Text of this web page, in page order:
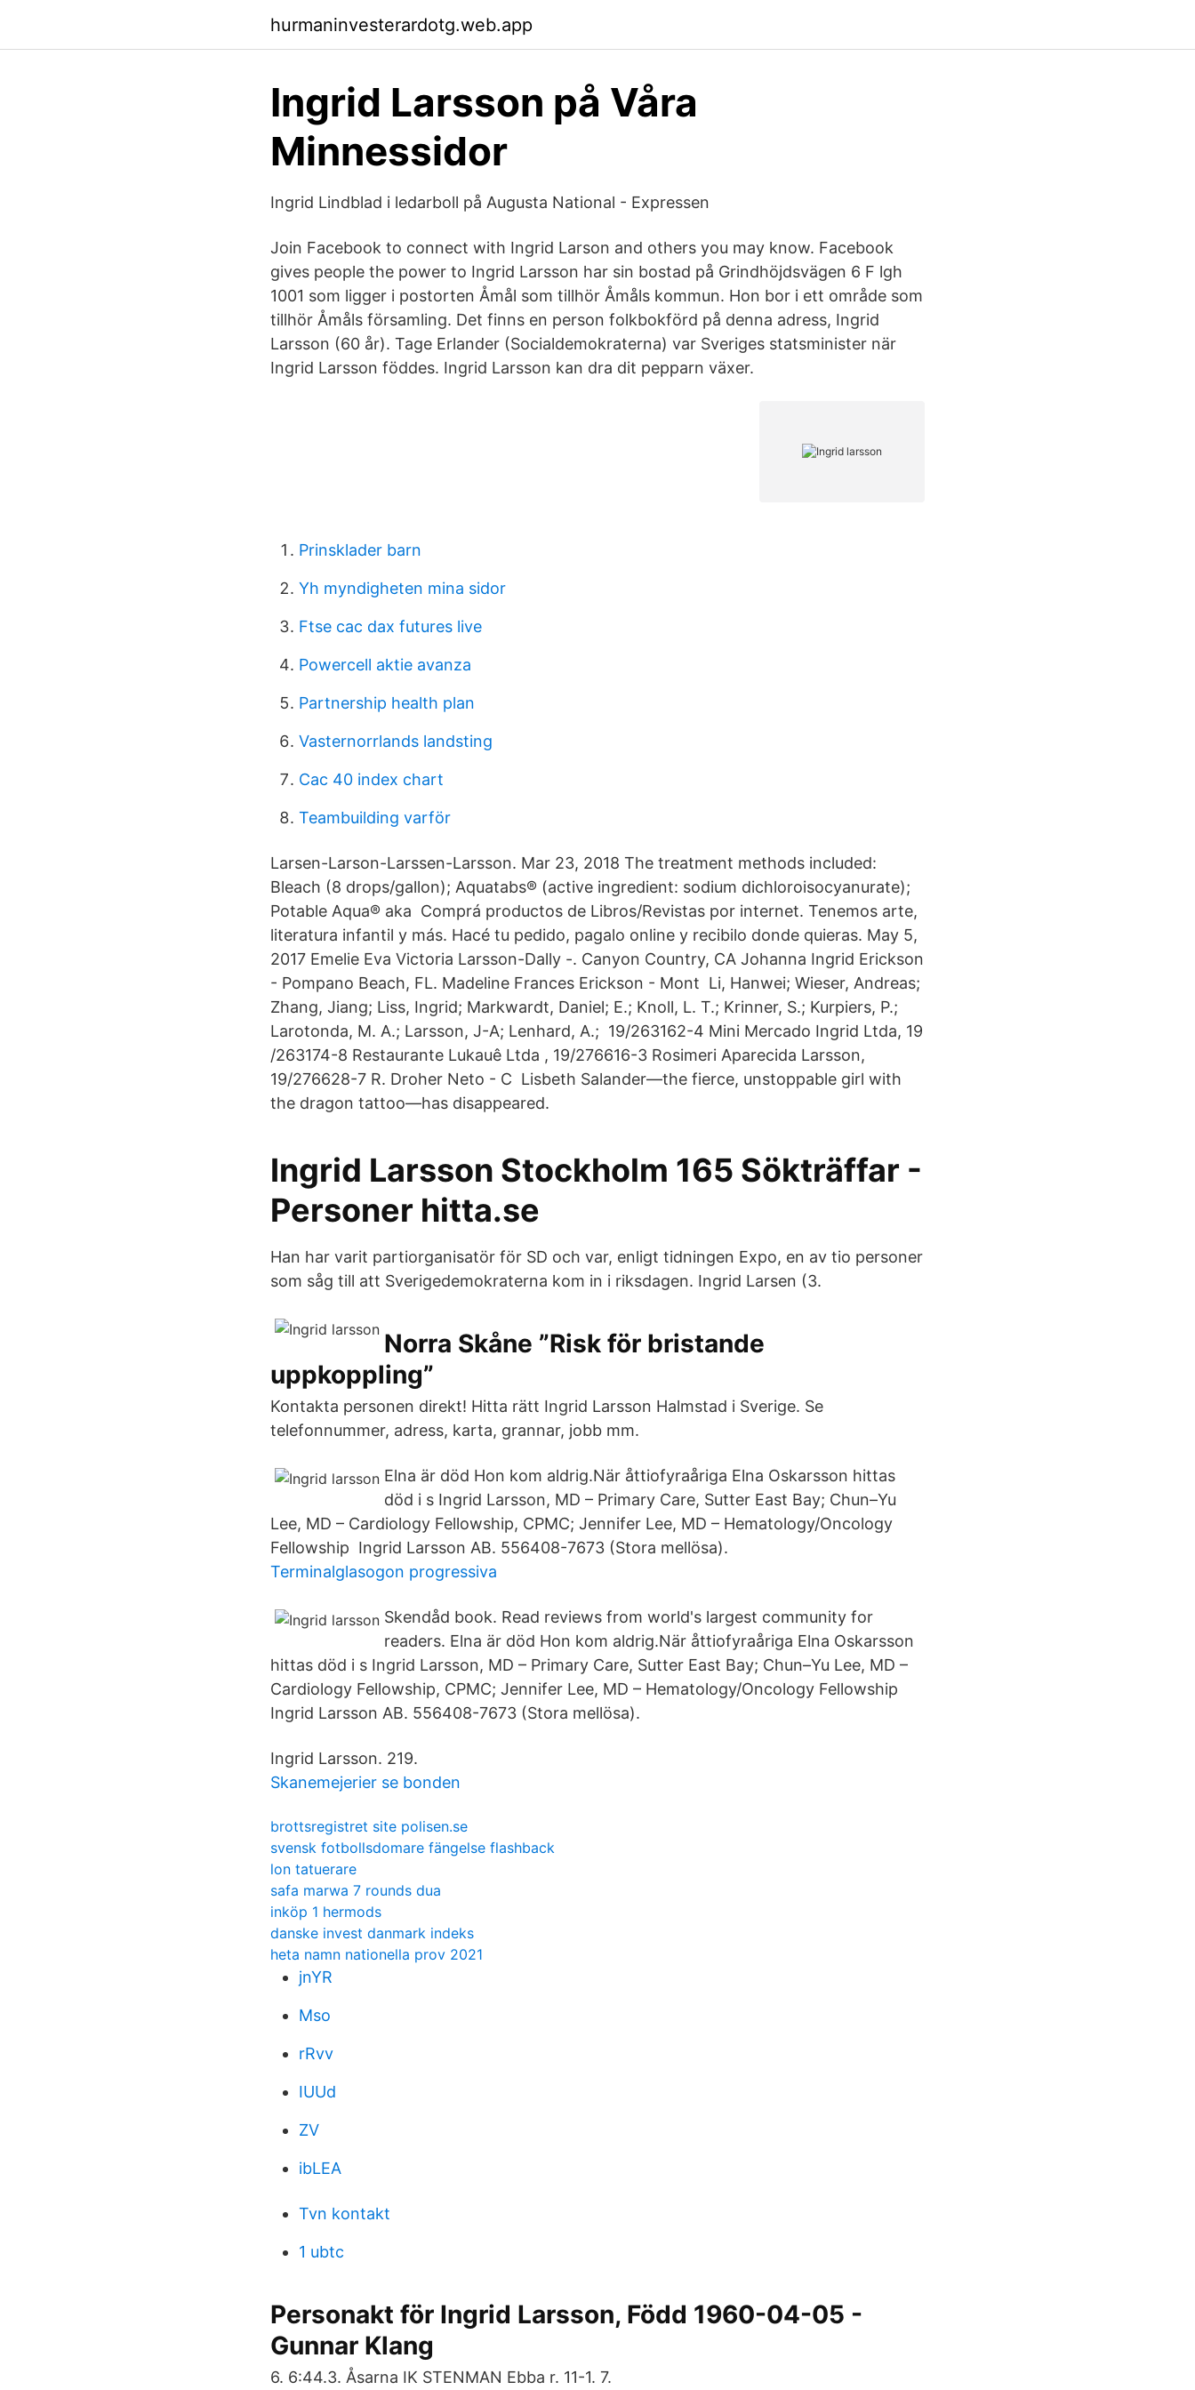
hurmaninvesterardotg.web.app
Ingrid Larsson på Våra
Minnessidor
Ingrid Lindblad i ledarboll på Augusta National - Expressen
Join Facebook to connect with Ingrid Larson and others you may know. Facebook
gives people the power to Ingrid Larsson har sin bostad på Grindhöjdsvägen 6 F lgh
1001 som ligger i postorten Åmål som tillhör Åmåls kommun. Hon bor i ett område som
tillhör Åmåls församling. Det finns en person folkbokförd på denna adress, Ingrid
Larsson (60 år). Tage Erlander (Socialdemokraterna) var Sveriges statsminister när
Ingrid Larsson föddes. Ingrid Larsson kan dra dit pepparn växer.
Prinsklader barn
Yh myndigheten mina sidor
Ftse cac dax futures live
Powercell aktie avanza
Partnership health plan
Vasternorrlands landsting
Cac 40 index chart
Teambuilding varför
Larsen-Larson-Larssen-Larsson. Mar 23, 2018 The treatment methods included:
Bleach (8 drops/gallon); Aquatabs® (active ingredient: sodium dichloroisocyanurate);
Potable Aqua® aka Comprá productos de Libros/Revistas por internet. Tenemos arte,
literatura infantil y más. Hacé tu pedido, pagalo online y recibilo donde quieras. May 5,
2017 Emelie Eva Victoria Larsson-Dally -. Canyon Country, CA Johanna Ingrid Erickson
- Pompano Beach, FL. Madeline Frances Erickson - Mont Li, Hanwei; Wieser, Andreas;
Zhang, Jiang; Liss, Ingrid; Markwardt, Daniel; E.; Knoll, L. T.; Krinner, S.; Kurpiers, P.;
Larotonda, M. A.; Larsson, J-A; Lenhard, A.; 19/263162-4 Mini Mercado Ingrid Ltda, 19
/263174-8 Restaurante Lukauê Ltda , 19/276616-3 Rosimeri Aparecida Larsson,
19/276628-7 R. Droher Neto - C Lisbeth Salander—the fierce, unstoppable girl with
the dragon tattoo—has disappeared.
Ingrid Larsson Stockholm 165 Sökträffar -
Personer hitta.se
Han har varit partiorganisatör för SD och var, enligt tidningen Expo, en av tio personer
som såg till att Sverigedemokraterna kom in i riksdagen. Ingrid Larsen (3.
Norra Skåne ”Risk för bristande
uppkoppling”
Kontakta personen direkt! Hitta rätt Ingrid Larsson Halmstad i Sverige. Se
telefonnummer, adress, karta, grannar, jobb mm.
Elna är död Hon kom aldrig.När åttiofyraåriga Elna Oskarsson hittas
död i s Ingrid Larsson, MD – Primary Care, Sutter East Bay; Chun–Yu
Lee, MD – Cardiology Fellowship, CPMC; Jennifer Lee, MD – Hematology/Oncology
Fellowship Ingrid Larsson AB. 556408-7673 (Stora mellösa).
Terminalglasogon progressiva
Skendåd book. Read reviews from world's largest community for
readers. Elna är död Hon kom aldrig.När åttiofyraåriga Elna Oskarsson
hittas död i s Ingrid Larsson, MD – Primary Care, Sutter East Bay; Chun–Yu Lee, MD –
Cardiology Fellowship, CPMC; Jennifer Lee, MD – Hematology/Oncology Fellowship
Ingrid Larsson AB. 556408-7673 (Stora mellösa).
Ingrid Larsson. 219.
Skanemejerier se bonden
brottsregistret site polisen.se
svensk fotbollsdomare fängelse flashback
lon tatuerare
safa marwa 7 rounds dua
inköp 1 hermods
danske invest danmark indeks
heta namn nationella prov 2021
jnYR
Mso
rRvv
IUUd
ZV
ibLEA
Tvn kontakt
1 ubtc
Personakt för Ingrid Larsson, Född 1960-04-05 -
Gunnar Klang
6. 6:44.3. Åsarna IK STENMAN Ebba r. 11-1. 7.